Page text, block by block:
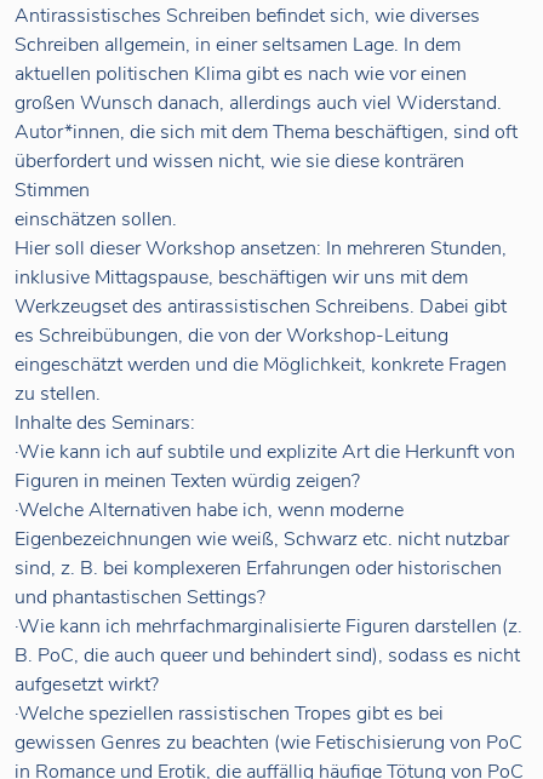
Antirassistisches Schreiben befindet sich, wie diverses
Schreiben allgemein, in einer seltsamen Lage. In dem
aktuellen politischen Klima gibt es nach wie vor einen
großen Wunsch danach, allerdings auch viel Widerstand.
Autor*innen, die sich mit dem Thema beschäftigen, sind oft
überfordert und wissen nicht, wie sie diese konträren
Stimmen
einschätzen sollen.
Hier soll dieser Workshop ansetzen: In mehreren Stunden,
inklusive Mittagspause, beschäftigen wir uns mit dem
Werkzeugset des antirassistischen Schreibens. Dabei gibt
es Schreibübungen, die von der Workshop-Leitung
eingeschätzt werden und die Möglichkeit, konkrete Fragen
zu stellen.
Inhalte des Seminars:
·Wie kann ich auf subtile und explizite Art die Herkunft von
Figuren in meinen Texten würdig zeigen?
·Welche Alternativen habe ich, wenn moderne
Eigenbezeichnungen wie weiß, Schwarz etc. nicht nutzbar
sind, z. B. bei komplexeren Erfahrungen oder historischen
und phantastischen Settings?
·Wie kann ich mehrfachmarginalisierte Figuren darstellen (z.
B. PoC, die auch queer und behindert sind), sodass es nicht
aufgesetzt wirkt?
·Welche speziellen rassistischen Tropes gibt es bei
gewissen Genres zu beachten (wie Fetischisierung von PoC
in Romance und Erotik, die auffällig häufige Tötung von PoC